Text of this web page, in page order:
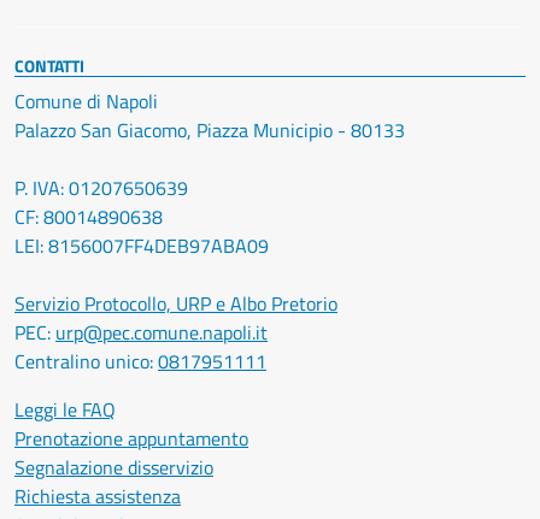
CONTATTI
Comune di Napoli
Palazzo San Giacomo, Piazza Municipio - 80133
P. IVA: 01207650639
CF: 80014890638
LEI: 8156007FF4DEB97ABA09
Servizio Protocollo, URP e Albo Pretorio
PEC: urp@pec.comune.napoli.it
Centralino unico:0817951111
Leggi le FAQ
Prenotazione appuntamento
Segnalazione disservizio
Richiesta assistenza